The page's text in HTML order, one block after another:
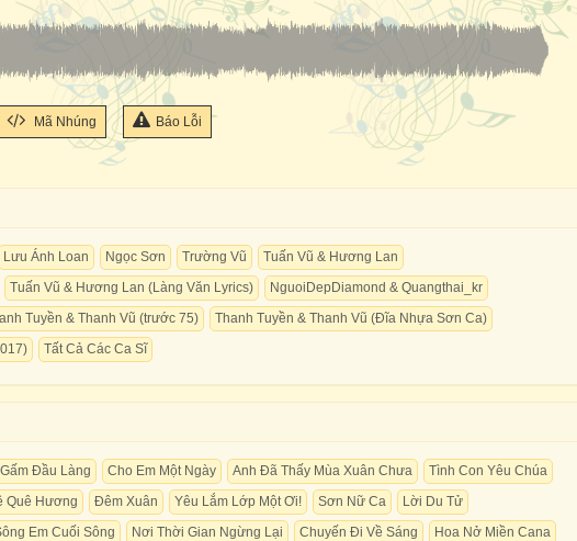
Mã Nhúng Báo Lỗi
Lưu Ánh Loan Ngọc Sơn Trường Vũ
Tuấn Vũ & Hương Lan
Tuấn Vũ & Hương Lan (Làng Văn Lyrics)
NguoiDepDiamond & Quangthai_kr
Tuyền & Thanh Vũ (trước 75)
Thanh Tuyền & Thanh Vũ (Đĩa Nhựa Sơn Ca)
Tất Cả Các Ca Sĩ
Đầu Làng Cho Em Một Ngày Anh Đã Thấy Mùa Xuân Chưa
Tình Con Yêu Chúa
Quê Hương Đêm Xuân Yêu Lắm Lớp Một Ơi! Sơn Nữ Ca
Lời Du Tử
Em Cuối Sông Nơi Thời Gian Ngừng Lại Chuyến Đi Về Sáng
Hoa Nở Miền Cana